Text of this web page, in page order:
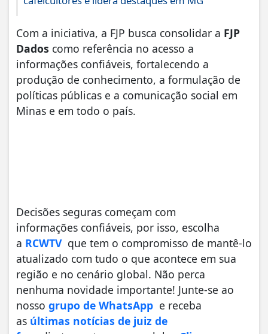
Com a iniciativa, a FJP busca consolidar a FJP
Dados como referência no acesso a
informações confiáveis, fortalecendo a
produção de conhecimento, a formulação de
políticas públicas e a comunicação social em
Minas e em todo o país.
Decisões seguras começam com
informações confiáveis, por isso, escolha
a RCWTVque tem o compromisso de mantê-lo
atualizado com tudo o que acontece em sua
região e no cenário global. Não perca
nenhuma novidade importante! Junte-se ao
nosso grupo de WhatsApp e receba
as últimas notícias de juiz de